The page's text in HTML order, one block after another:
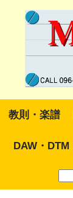
教則・楽譜
DAW・DTM